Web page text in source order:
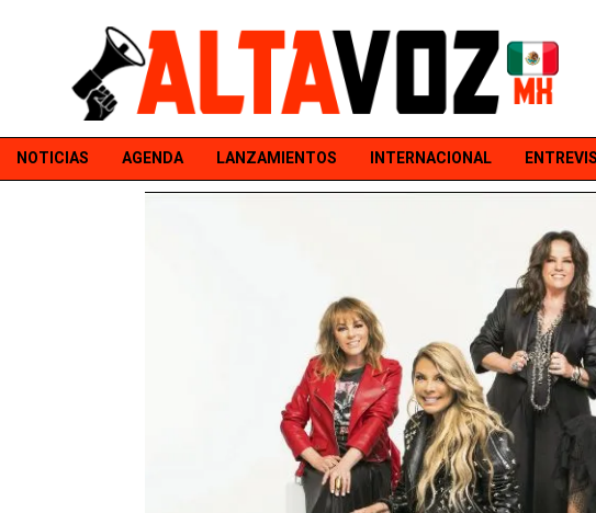
NOTICIAS AGENDA LANZAMIENTOS INTERNACIONAL